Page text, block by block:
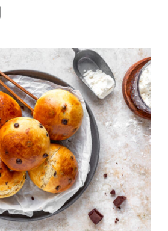
verpassen?
freu mich auf dich!
Datenschutzerklärung.